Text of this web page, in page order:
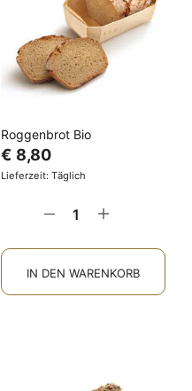
Roggenbrot Bio
€ 8,80
Lieferzeit: Täglich
IN DEN WARENKORB